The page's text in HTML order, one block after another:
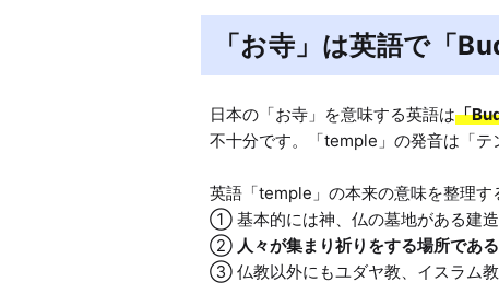
「お寺」は英語で「
日本の「お寺」を意味する英語は「
不十分です。「temple」の発音は「テ
英語「temple」の本来の意味を整理す
① 基本的には神、仏の墓地がある建造
② 人々が集まり祈りをする場所である
③ 仏教以外にもユダヤ教、イスラム